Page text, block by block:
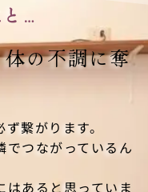
と…
体の不調に奪
繋がります。
つながっているん
あると思っていま